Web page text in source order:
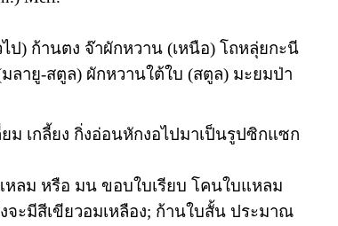
ป) ก้านตง จ๊าผักหวาน (เหนือ) โถหลุ่ยกะนี
ลายู-สตูล) ผักหวานใต้ใบ (สตูล) มะยมป่า
ม เกลี้ยง กิ่งอ่อนหักงอไปมาเป็นรูปซิกแซก
หลม หรือ มน ขอบใบเรียบ โคนใบแหลม
จะมีสีเขียวอมเหลือง; ก้านใบสั้น ประมาณ